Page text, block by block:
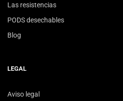
Las resistencias
PODS desechables
Blog
LEGAL
Aviso legal